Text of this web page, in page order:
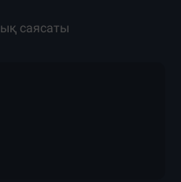
саясаты